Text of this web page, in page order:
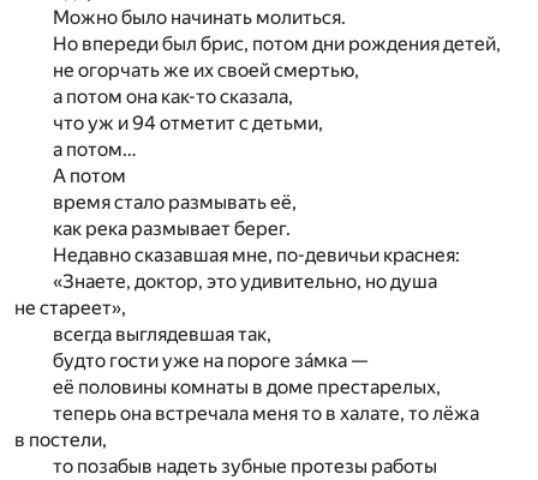
Можно было начинать молиться.
Но впереди был брис, потом дни рождения детей,
не огорчать же их своей смертью,
а потом она как-то сказала,
что уж и 94 отметит с детьми,
а потом…
А потом
время стало размывать её,
как река размывает берег.
Недавно сказавшая мне, по-девичьи краснея:
«Знаете, доктор, это удивительно, но душа
не стареет»,
всегда выглядевшая так,
будто гости уже на пороге зáмка —
её половины комнаты в доме престарелых,
теперь она встречала меня то в халате, то лёжа
в постели,
то позабыв надеть зубные протезы работы